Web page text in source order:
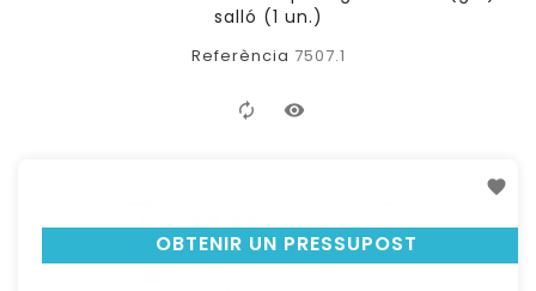
salló (1 un.)
Referència 7507.1
OBTENIR UN PRESSUPOST